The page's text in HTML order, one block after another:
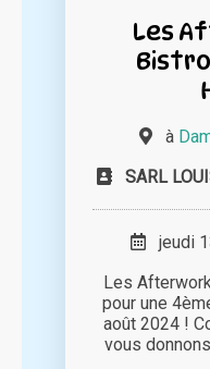
Les
à
SARL
jeudi
Les
pour une
août 2024 !
vous